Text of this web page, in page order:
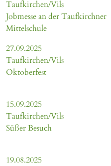
Taufkirchen/Vils
Jobmesse an der Taufkirchner
Mittelschule
27.09.2025
Taufkirchen/Vils
Oktoberfest
15.09.2025
Taufkirchen/Vils
Süßer Besuch
19.08.2025